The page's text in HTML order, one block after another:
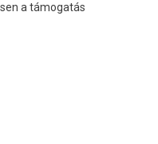
a támogatás